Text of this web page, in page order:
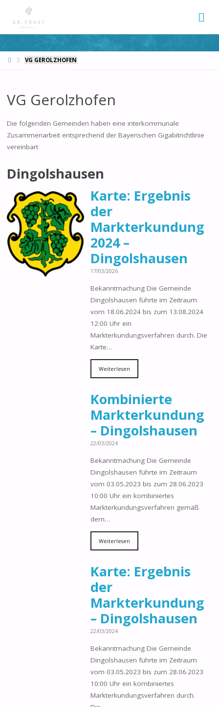
STARTVG GEROLZHOFEN
VG Gerolzhofen
Die folgenden Gemeinden haben eine interkommunale
Zusammenarbeit entsprechend der Bayerischen Gigabitrichtlinie
vereinbart
Dingolshausen
Karte: Ergebnis
der
Markterkundung
2024 –
Dingolshausen
17/03/2026
Bekanntmachung Die Gemeinde
Dingolshausen führte im Zeitraum
vom 18.06.2024 bis zum 13.08.2024
12:00 Uhr ein
Markterkundungsverfahren durch. Die
Karte…
Weiterlesen
Kombinierte
Markterkundung
– Dingolshausen
22/03/2024
Bekanntmachung Die Gemeinde
Dingolshausen führte im Zeitraum
vom 03.05.2023 bis zum 28.06.2023
10:00 Uhr ein kombiniertes
Markterkundungsverfahren gemäß
dem…
Weiterlesen
Karte: Ergebnis
der
Markterkundung
– Dingolshausen
22/03/2024
Bekanntmachung Die Gemeinde
Dingolshausen führte im Zeitraum
vom 03.05.2023 bis zum 28.06.2023
10:00 Uhr ein kombiniertes
Markterkundungsverfahren durch.